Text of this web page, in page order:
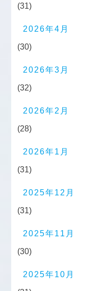
(31)
2026年4月
(30)
2026年3月
(32)
2026年2月
(28)
2026年1月
(31)
2025年12月
(31)
2025年11月
(30)
2025年10月